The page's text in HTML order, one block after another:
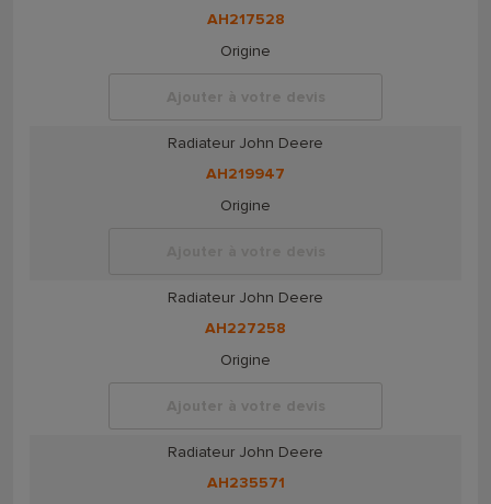
AH217528
Origine
Ajouter à votre devis
Radiateur John Deere
AH219947
Origine
Radiateur John Deere
AH227258
Origine
Ajouter à votre devis
Radiateur John Deere
AH235571